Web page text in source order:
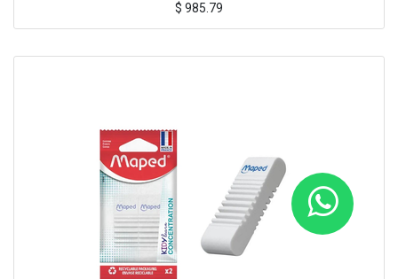
$ 985.79